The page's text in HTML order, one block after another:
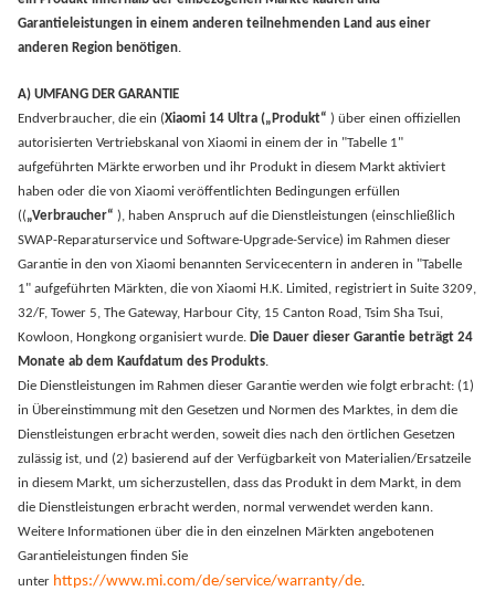
Garantieleistungen in einem anderen teilnehmenden Land aus einer
anderen Region benötigen.
A) UMFANG DER GARANTIE
Endverbraucher, die ein (Xiaomi 14 Ultra („Produkt“ ) über einen offiziellen
autorisierten Vertriebskanal von Xiaomi in einem der in "Tabelle 1"
aufgeführten Märkte erworben und ihr Produkt in diesem Markt aktiviert
haben oder die von Xiaomi veröffentlichten Bedingungen erfüllen
((„Verbraucher“ ), haben Anspruch auf die Dienstleistungen (einschließlich
SWAP-Reparaturservice und Software-Upgrade-Service) im Rahmen dieser
Garantie in den von Xiaomi benannten Servicecentern in anderen in "Tabelle
1" aufgeführten Märkten, die von Xiaomi H.K. Limited, registriert in Suite 3209,
32/F, Tower 5, The Gateway, Harbour City, 15 Canton Road, Tsim Sha Tsui,
Kowloon, Hongkong organisiert wurde. Die Dauer dieser Garantie beträgt 24
Monate ab dem Kaufdatum des Produkts.
Die Dienstleistungen im Rahmen dieser Garantie werden wie folgt erbracht: (1)
in Übereinstimmung mit den Gesetzen und Normen des Marktes, in dem die
Dienstleistungen erbracht werden, soweit dies nach den örtlichen Gesetzen
zulässig ist, und (2) basierend auf der Verfügbarkeit von Materialien/Ersatzeile
in diesem Markt, um sicherzustellen, dass das Produkt in dem Markt, in dem
die Dienstleistungen erbracht werden, normal verwendet werden kann.
Weitere Informationen über die in den einzelnen Märkten angebotenen
Garantieleistungen finden Sie
unter https://www.mi.com/de/service/warranty/de.